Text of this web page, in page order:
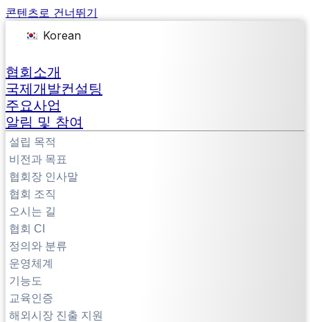
콘텐츠로 건너뛰기
Korean
협회소개
국제개발컨설팅
주요사업
알림 및 참여
설립 목적
비전과 목표
협회장 인사말
협회 조직
오시는 길
협회 CI
정의와 분류
운영체계
기능도
교육인증
해외시장 진출 지원